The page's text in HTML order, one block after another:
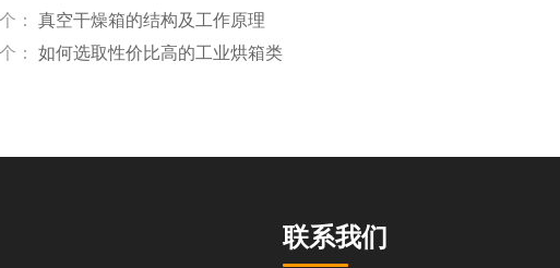
： 真空干燥箱的结构及工作原理
： 如何选取性价比高的工业烘箱类
联系我们